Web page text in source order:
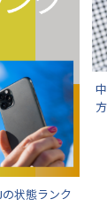
状態ランク
方